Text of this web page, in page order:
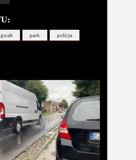
gwałt park policja